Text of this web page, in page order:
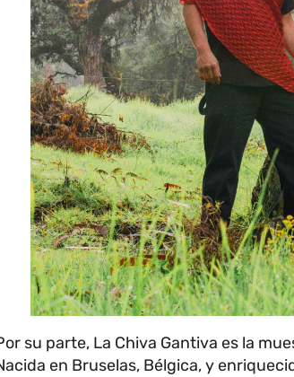
su parte, La Chiva Gantiva es la
en Bruselas, Bélgica, y